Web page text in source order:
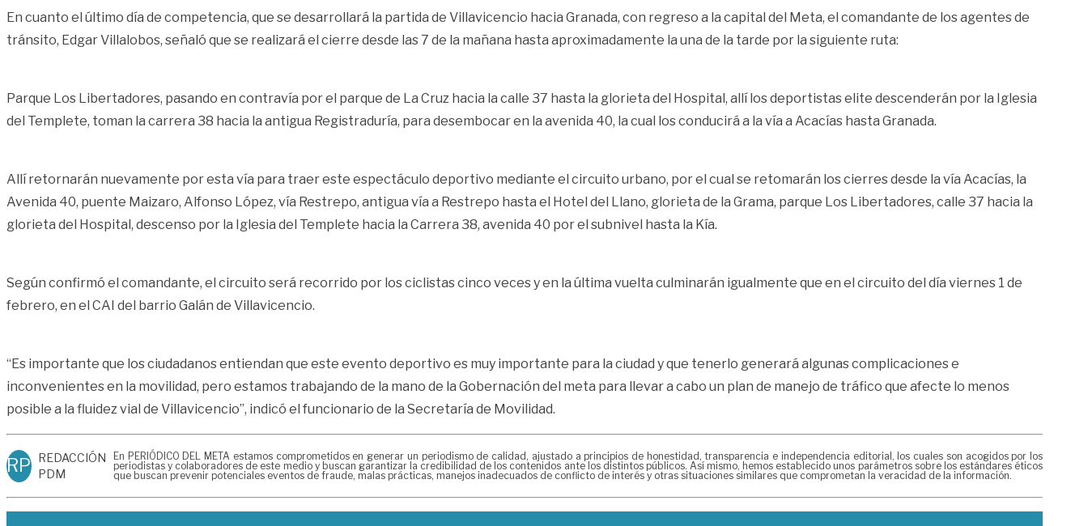
En cuanto el último día de competencia, que se desarrollará la partida de Villavicencio hacia Granada, con regreso a la capital del Meta, el comandante de los agentes de
tránsito, Edgar Villalobos, señaló que se realizará el cierre desde las 7 de la mañana hasta aproximadamente la una de la tarde por la siguiente ruta:
Parque Los Libertadores, pasando en contravía por el parque de La Cruz hacia la calle 37 hasta la glorieta del Hospital, allí los deportistas elite descenderán por la Iglesia
del Templete, toman la carrera 38 hacia la antigua Registraduría, para desembocar en la avenida 40, la cual los conducirá a la vía a Acacías hasta Granada.
Allí retornarán nuevamente por esta vía para traer este espectáculo deportivo mediante el circuito urbano, por el cual se retomarán los cierres desde la vía Acacías, la
Avenida 40, puente Maizaro, Alfonso López, vía Restrepo, antigua vía a Restrepo hasta el Hotel del Llano, glorieta de la Grama, parque Los Libertadores, calle 37 hacia la
glorieta del Hospital, descenso por la Iglesia del Templete hacia la Carrera 38, avenida 40 por el subnivel hasta la Kía.
Según confirmó el comandante, el circuito será recorrido por los ciclistas cinco veces y en la última vuelta culminarán igualmente que en el circuito del día viernes 1 de
febrero, en el CAI del barrio Galán de Villavicencio.
“Es importante que los ciudadanos entiendan que este evento deportivo es muy importante para la ciudad y que tenerlo generará algunas complicaciones e
inconvenientes en la movilidad, pero estamos trabajando de la mano de la Gobernación del meta para llevar a cabo un plan de manejo de tráfico que afecte lo menos
posible a la fluidez vial de Villavicencio”, indicó el funcionario de la Secretaría de Movilidad.
RP REDACCIÓN
PDM
En PERIÓDICO DEL META estamos comprometidos en generar un periodismo de calidad, ajustado a principios de honestidad, transparencia e independencia editorial, los cuales son acogidos por los
periodistas y colaboradores de este medio y buscan garantizar la credibilidad de los contenidos ante los distintos públicos. Así mismo, hemos establecido unos parámetros sobre los estándares éticos
que buscan prevenir potenciales eventos de fraude, malas prácticas, manejos inadecuados de conflicto de interés y otras situaciones similares que comprometan la veracidad de la información.